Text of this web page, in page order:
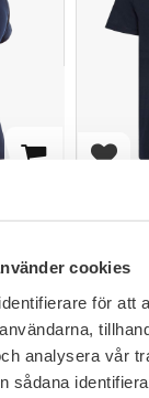
cookies
för att
analysera vår
sådana
Lägg
169
299